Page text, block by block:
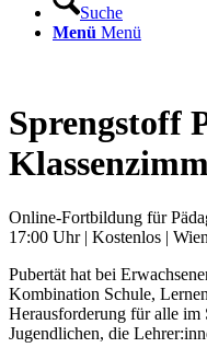
Suche
Menü Menü
Sprengstoff
Online-Fortbildung für
17:00 Uhr | Kostenlos |
Pubertät hat bei
Kombination Schule,
Herausforderung für alle im
Jugendlichen, die